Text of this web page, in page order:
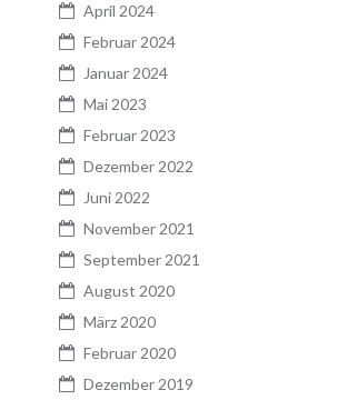
April 2024
Februar 2024
Januar 2024
Mai 2023
Februar 2023
Dezember 2022
Juni 2022
November 2021
September 2021
August 2020
März 2020
Februar 2020
Dezember 2019